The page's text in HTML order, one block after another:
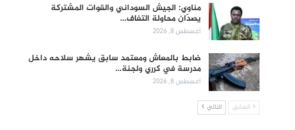
مناوي: الجيش السوداني والقوات المشتركة
يصدّان محاولة التفاف…
أغسطس 8, 2026
ضابط بالمعاش ومعتمد سابق يشهر سلاحه داخل
مدرسة في كرري ولجنة…
أغسطس 8, 2026
السابق التالي